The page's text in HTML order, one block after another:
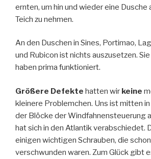
ernten, um hin und wieder eine
Teich zu nehmen.
An den Duschen in Sines, Portimao,
und Rubicon ist nichts auszusetzen.
haben prima funktioniert.
Größere Defekte hatten wir keine
kleinere Problemchen. Uns ist mitten
der Blöcke der Windfahnensteuerung
hat sich in den Atlantik verabschiedet.
einigen wichtigen Schrauben, die
verschwunden waren. Zum Glück gibt